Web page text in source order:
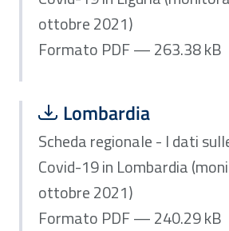
ottobre 2021)
Formato PDF — 263.38 kB
Scarica file:
Lombardia
Formato PDF —
Scheda regionale - I dati
Covid-19 in Lombardia
ottobre 2021)
Formato PDF — 240.29 kB